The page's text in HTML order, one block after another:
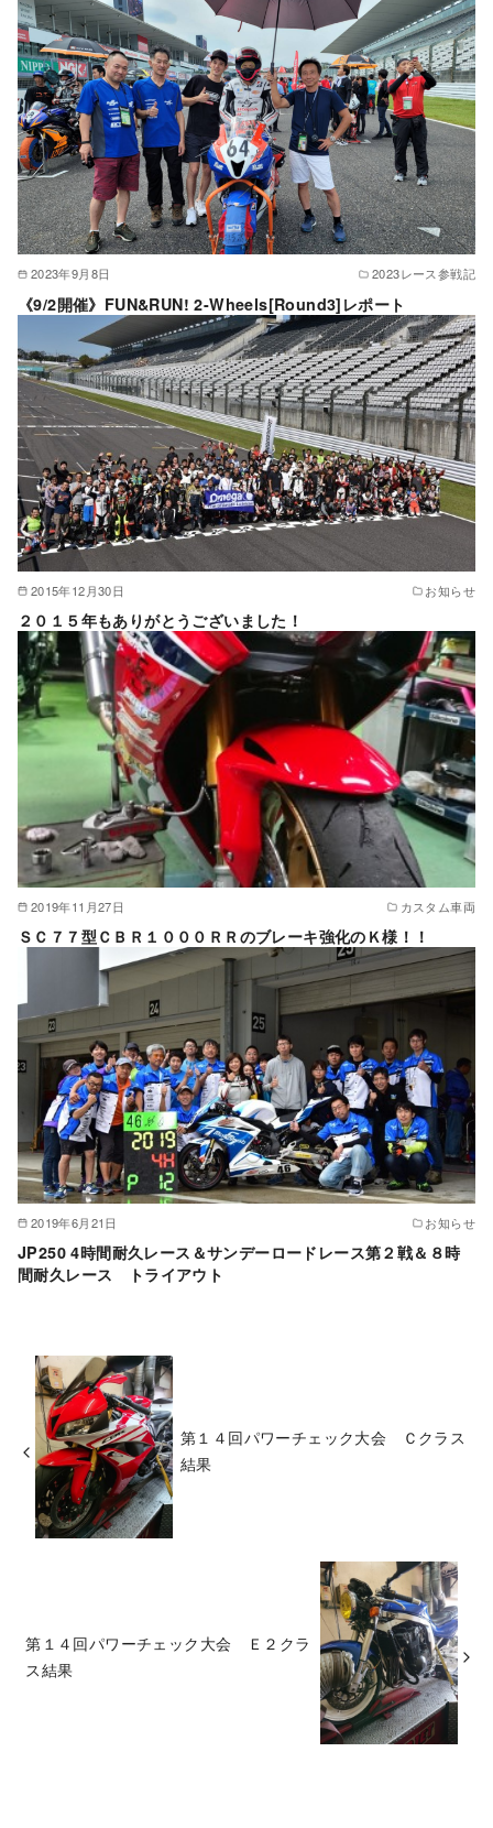
2023年9月8日 2023レース参戦記
《9/2開催》FUN&RUN! 2-Wheels[Round3]レポート
2015年12月30日 お知らせ
２０１５年もありがとうございました！
2019年11月27日 カスタム車両
ＳＣ７７型ＣＢＲ１０００ＲＲのブレーキ強化のＫ様！！
2019年6月21日 お知らせ
JP250 4時間耐久レース＆サンデーロードレース第２戦＆８時
間耐久レース トライアウト
第１４回パワーチェック大会 Ｃクラス
結果
第１４回パワーチェック大会 Ｅ２クラ
ス結果